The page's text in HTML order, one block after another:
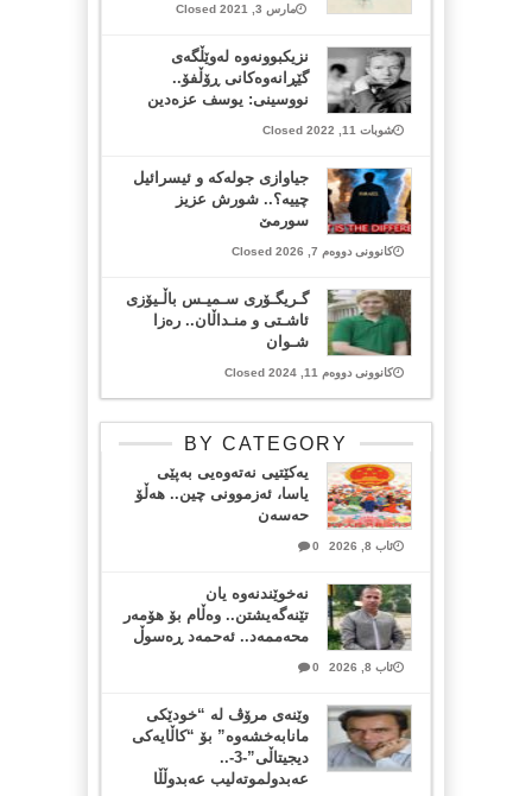
مارس 3, 2021 Closed
نزیکبوونەوە لەوێڵگەی
گێڕانەوەکانی ڕۆڵفۆ..
نووسینی: یوسف عزەدین
شوبات 11, 2022 Closed
جیاوازی جولەکە و ئیسرائیل
چییە؟.. شورش عزیز
سورمێ
کانوونی دووەم 7, 2026 Closed
گـریگـۆری سـمیـس باڵـیۆزی
ئاشـتی و منـداڵان.. رەزا
شـوان
کانوونی دووەم 11, 2024 Closed
BY CATEGORY
یەکێتیی نەتەوەیی بەپێی
یاسا، ئەزموونی چین.. هەڵۆ
حەسەن
ئاب 8, 2026 0
نەخوێندنەوە یان
تێنەگەیشتن.. وەڵام بۆ هۆمەر
محەممەد.. ئەحمەد ڕەسوڵ
ئاب 8, 2026 0
وێنەی مرۆڤ لە “خودێکی
مانابەخشەوە” بۆ “کاڵایەکی
دیجیتاڵی”-3-..
عەبدولموتەلیب عەبدوڵڵا